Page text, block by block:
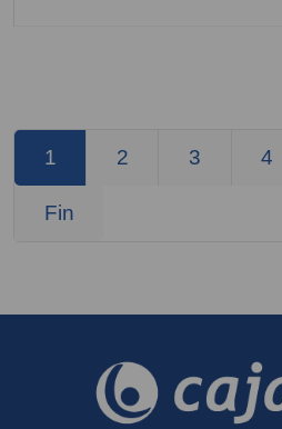
1 2 3 4
Fin